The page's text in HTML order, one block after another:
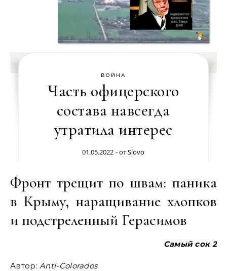
ВОЙНА
Часть офицерского
состава навсегда
утратила интерес
01.05.2022 - отSlovo
Фронт трещит по швам: паника
в Крыму, наращивание хлопков
и подстреленный Герасимов
Самый сок 2
Автор:Anti-Colorados